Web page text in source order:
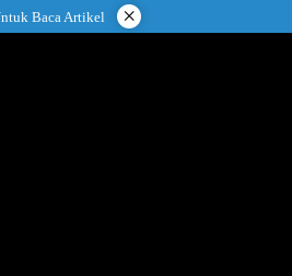
Baca Artikel ×